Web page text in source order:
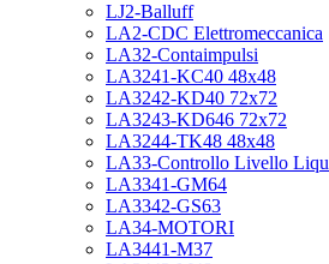
LJ2-Balluff
LA2-CDC Elettromeccanica
LA32-Contaimpulsi
LA3241-KC40 48x48
LA3242-KD40 72x72
LA3243-KD646 72x72
LA3244-TK48 48x48
LA33-Controllo Livello
LA3341-GM64
LA3342-GS63
LA34-MOTORI
LA3441-M37